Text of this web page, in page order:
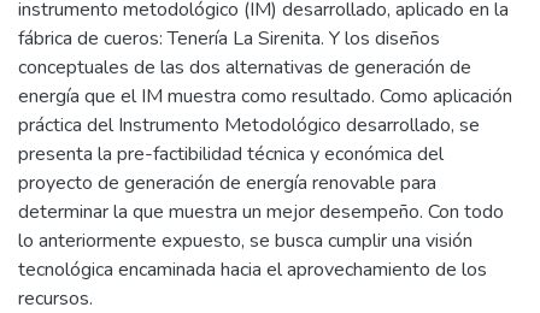
instrumento metodológico (IM) desarrollado, aplicado en la
fábrica de cueros: Tenería La Sirenita. Y los diseños
conceptuales de las dos alternativas de generación de
energía que el IM muestra como resultado. Como aplicación
práctica del Instrumento Metodológico desarrollado, se
presenta la pre-factibilidad técnica y económica del
proyecto de generación de energía renovable para
determinar la que muestra un mejor desempeño. Con todo
lo anteriormente expuesto, se busca cumplir una visión
tecnológica encaminada hacia el aprovechamiento de los
recursos.